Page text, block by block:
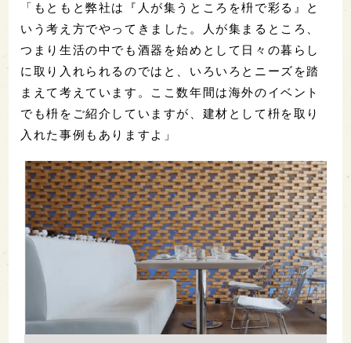
「もともと弊社は『人が集うところを枡で彩る』と
いう考え方でやってきました。人が集まるところ、
つまり生活の中でも酒器を始めとして日々の暮らし
に取り入れられるのではと、いろいろとニーズを踏
まえて考えています。ここ数年間は海外のイベント
でも枡をご紹介していますが、建材として枡を取り
入れた事例もありますよ」